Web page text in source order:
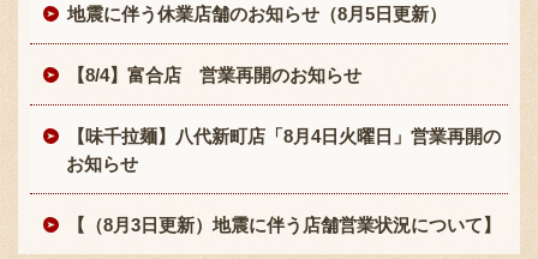
地震に伴う休業店舗のお知らせ（8月5日更新）
【8/4】富合店 営業再開のお知らせ
【味千拉麺】八代新町店「8月4日火曜日」営業再開の
お知らせ
【（8月3日更新）地震に伴う店舗営業状況について】